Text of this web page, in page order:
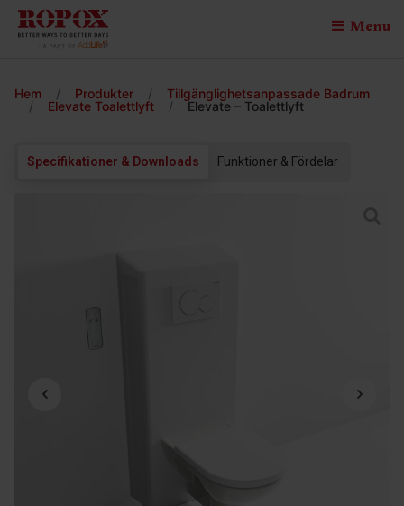
Menu
Hem / Produkter /
Tillgänglighetsanpassade Badrum
/
Elevate Toalettlyft / Elevate – Toalettlyft
Specifikationer & Downloads Funktioner & Fördelar